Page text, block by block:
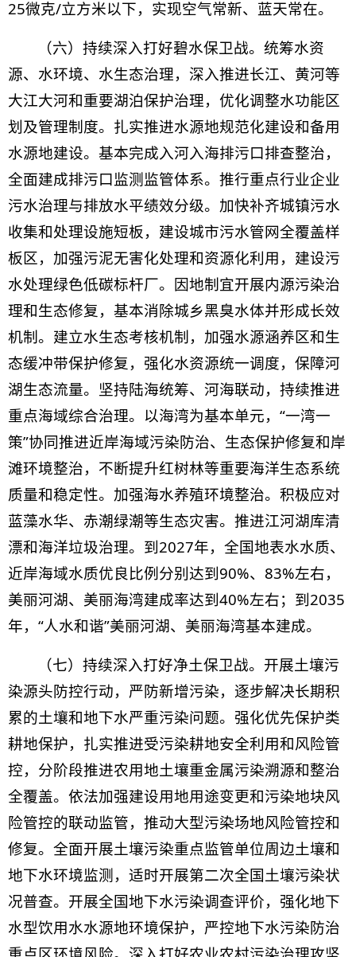
25微克/立方米以下，实现空气常新、蓝天常在。
（六）持续深入打好碧水保卫战。统筹水资
源、水环境、水生态治理，深入推进长江、黄河等
大江大河和重要湖泊保护治理，优化调整水功能区
划及管理制度。扎实推进水源地规范化建设和备用
水源地建设。基本完成入河入海排污口排查整治，
全面建成排污口监测监管体系。推行重点行业企业
污水治理与排放水平绩效分级。加快补齐城镇污水
收集和处理设施短板，建设城市污水管网全覆盖样
板区，加强污泥无害化处理和资源化利用，建设污
水处理绿色低碳标杆厂。因地制宜开展内源污染治
理和生态修复，基本消除城乡黑臭水体并形成长效
机制。建立水生态考核机制，加强水源涵养区和生
态缓冲带保护修复，强化水资源统一调度，保障河
湖生态流量。坚持陆海统筹、河海联动，持续推进
重点海域综合治理。以海湾为基本单元，“一湾一
策”协同推进近岸海域污染防治、生态保护修复和岸
滩环境整治，不断提升红树林等重要海洋生态系统
质量和稳定性。加强海水养殖环境整治。积极应对
蓝藻水华、赤潮绿潮等生态灾害。推进江河湖库清
漂和海洋垃圾治理。到2027年，全国地表水水质、
近岸海域水质优良比例分别达到90%、83%左右，
美丽河湖、美丽海湾建成率达到40%左右；到2035
年，“人水和谐”美丽河湖、美丽海湾基本建成。
（七）持续深入打好净土保卫战。开展土壤污
染源头防控行动，严防新增污染，逐步解决长期积
累的土壤和地下水严重污染问题。强化优先保护类
耕地保护，扎实推进受污染耕地安全利用和风险管
控，分阶段推进农用地土壤重金属污染溯源和整治
全覆盖。依法加强建设用地用途变更和污染地块风
险管控的联动监管，推动大型污染场地风险管控和
修复。全面开展土壤污染重点监管单位周边土壤和
地下水环境监测，适时开展第二次全国土壤污染状
况普查。开展全国地下水污染调查评价，强化地下
水型饮用水水源地环境保护，严控地下水污染防治